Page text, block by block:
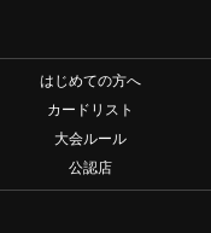
はじめての方へ
カードリスト
大会ルール
公認店